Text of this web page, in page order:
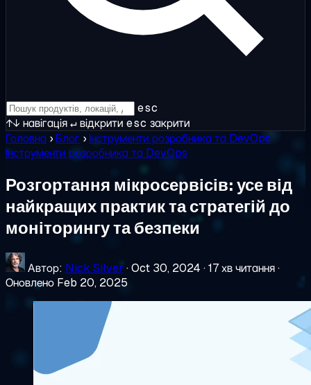
esc
↑↓ навігація↵відкрити esc закрити
Головна ›Блог ›Інструменти розробника та DevOps
Інструменти розробника та DevOps
Розгортання мікросервісів: усе від
найкращих практик та стратегій до
моніторингу та безпеки
Автор: Nick Silver ·Oct 30, 2024 ·17 хв читання·
Оновлено Feb 20, 2025